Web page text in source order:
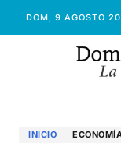
DOM, 9 AGOSTO
INICIO